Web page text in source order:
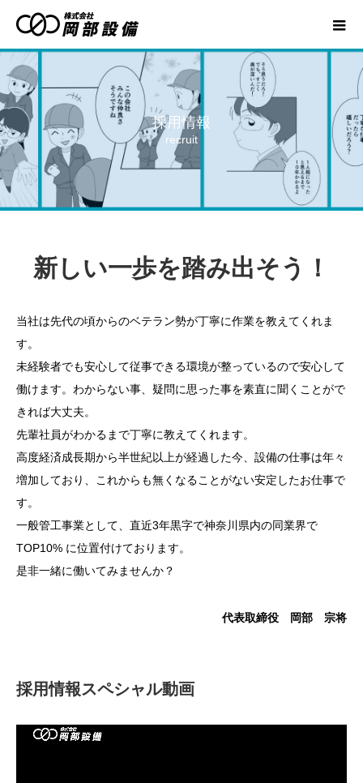
採用情報
recruit
新しい一歩を踏み出そう！
当社は先代の頃からのベテラン勢が丁寧に作業を教えてくれま
す。
未経験者でも安心して従事できる環境が整っているので安心して
働けます。わからない事、疑問に思った事を素直に聞くことがで
きれば大丈夫。
先輩社員がわかるまで丁寧に教えてくれます。
高度経済成長期から半世紀以上が経過した今、設備の仕事は年々
増加しており、これからも無くなることがない安定したお仕事で
す。
一般管工事業として、直近3年黒字で神奈川県内の同業界で
TOP10% に位置付けております。
是非一緒に働いてみませんか？
代表取締役 岡部 宗将
採用情報スペシャル動画